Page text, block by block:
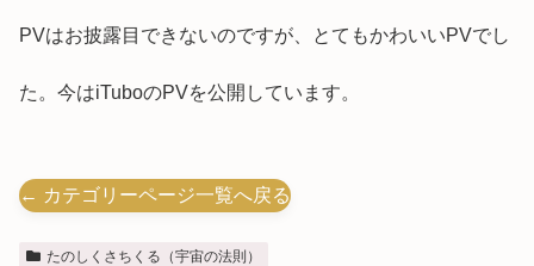
PVはお披露目できないのですが、とてもかわいいPVでし
た。今はiTuboのPVを公開しています。
← カテゴリーページ一覧へ戻る
たのしくさちくる（宇宙の法則）